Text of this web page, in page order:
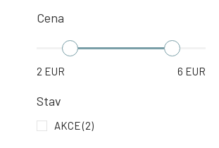
Cena
2 EUR 6 EUR
Stav
AKCE(2)